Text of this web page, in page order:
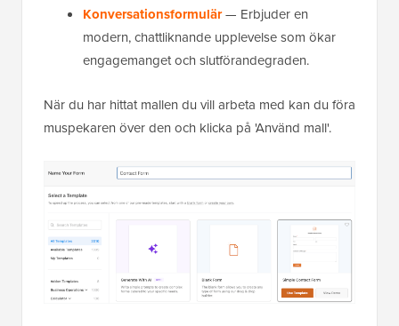
Konversationsformulär— Erbjuder en
modern, chattliknande upplevelse som ökar
engagemanget och slutförandegraden.
När du har hittat mallen du vill arbeta med kan du föra
muspekaren över den och klicka på 'Använd mall'.